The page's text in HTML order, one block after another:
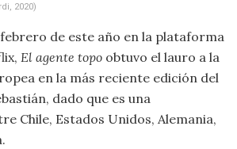
2020)
de este año en la plataforma
El agente topo obtuvo el lauro a la
en la más reciente edición del
dado que es una
Chile, Estados Unidos, Alemania,